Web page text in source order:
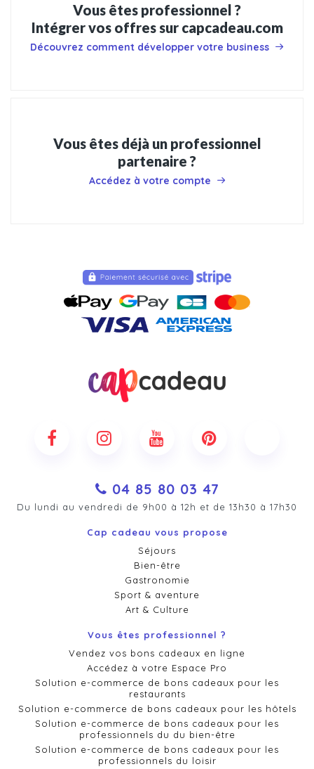
Vous êtes professionnel ?
Intégrer vos offres sur capcadeau.com
Découvrez comment développer votre business
Vous êtes déjà un professionnel
partenaire ?
Accédez à votre compte
04 85 80 03 47
Du lundi au vendredi de 9h00 à 12h et de 13h30 à 17h30
Cap cadeau vous propose
Séjours
Bien-être
Gastronomie
Sport & aventure
Art & Culture
Vous êtes professionnel ?
Vendez vos bons cadeaux en ligne
Accédez à votre Espace Pro
Solution e-commerce de bons cadeaux pour les
restaurants
Solution e-commerce de bons cadeaux pour les hôtels
Solution e-commerce de bons cadeaux pour les
professionnels du du bien-être
Solution e-commerce de bons cadeaux pour les
professionnels du loisir